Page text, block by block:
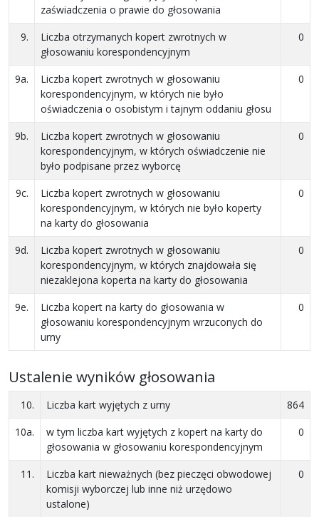
zaświadczenia o prawie do głosowania
9.
Liczba otrzymanych kopert zwrotnych w
głosowaniu korespondencyjnym
0
9a.
Liczba kopert zwrotnych w głosowaniu
korespondencyjnym, w których nie było
oświadczenia o osobistym i tajnym oddaniu głosu
0
9b.
Liczba kopert zwrotnych w głosowaniu
korespondencyjnym, w których oświadczenie nie
było podpisane przez wyborcę
0
9c.
Liczba kopert zwrotnych w głosowaniu
korespondencyjnym, w których nie było koperty
na karty do głosowania
0
9d.
Liczba kopert zwrotnych w głosowaniu
korespondencyjnym, w których znajdowała się
niezaklejona koperta na karty do głosowania
0
9e.
Liczba kopert na karty do głosowania w
głosowaniu korespondencyjnym wrzuconych do
urny
0
Ustalenie wyników głosowania
10. Liczba kart wyjętych z urny
864
10a.
w tym liczba kart wyjętych z kopert na karty do
głosowania w głosowaniu korespondencyjnym
0
11.
Liczba kart nieważnych (bez pieczęci obwodowej
komisji wyborczej lub inne niż urzędowo
ustalone)
0